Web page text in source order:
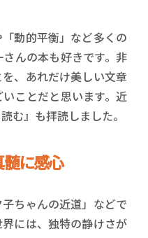
「動的平衡」など多くの
んの本も好きです。非
、あれだけ美しい文章
ことだと思います。近
む』も拝読しました。
に感心
子ちゃんの近道」などで
には、独特の静けさが